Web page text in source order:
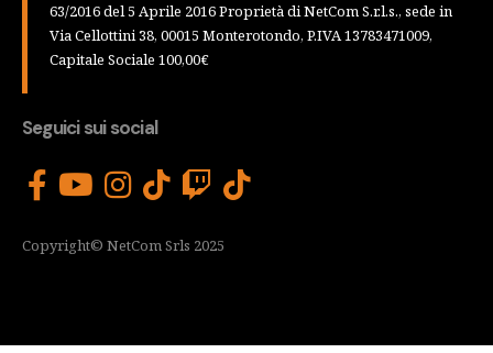
63/2016 del 5 Aprile 2016 Proprietà di NetCom S.r.l.s., sede in
Via Cellottini 38, 00015 Monterotondo, P.IVA 13783471009,
Capitale Sociale 100,00€
Seguici sui social
Copyright© NetCom Srls 2025